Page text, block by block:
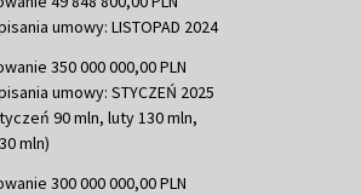
umowy: LISTOPAD 2024
350 000 000,00 PLN
umowy: STYCZEŃ 2025
90 mln, luty 130 mln,
mln)
300 000 000,00 PLN